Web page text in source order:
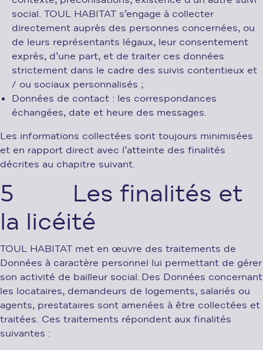
social. TOUL HABITAT s’engage à collecter
directement auprès des personnes concernées, ou
de leurs représentants légaux, leur consentement
exprès, d’une part, et de traiter ces données
strictement dans le cadre des suivis contentieux et
/ ou sociaux personnalisés ;
Données de contact : les correspondances
échangées, date et heure des messages.
Les informations collectées sont toujours minimisées
et en rapport direct avec l’atteinte des finalités
décrites au chapitre suivant.
5 Les finalités et
la licéité
TOUL HABITAT met en œuvre des traitements de
Données à caractère personnel lui permettant de gérer
son activité de bailleur social. Des Données concernant
les locataires, demandeurs de logements, salariés ou
agents, prestataires sont amenées à être collectées et
traitées. Ces traitements répondent aux finalités
suivantes :